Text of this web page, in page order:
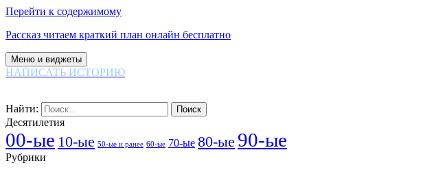
Перейти к содержимому
Рассказ читаем краткий план онлайн бесплатно
Меню и виджеты
НАПИСАТЬ ИСТОРИЮ
Найти:
Десятилетия
00-ые 10-ые 50-ые и ранее 60-ые 70-ые 80-ые 90-ые
Рубрики